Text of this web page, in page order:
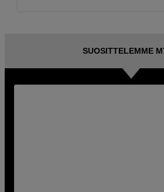
SUOSITTELEMME